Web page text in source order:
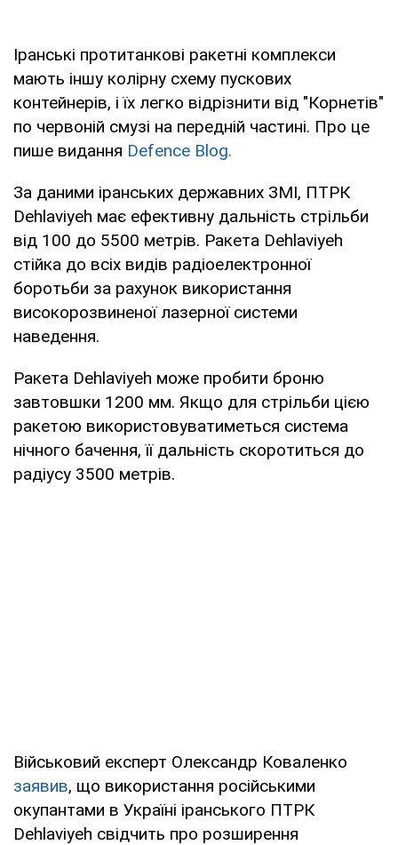
Іранські протитанкові ракетні комплекси
мають іншу колірну схему пускових
контейнерів, і їх легко відрізнити від "Корнетів"
по червоній смузі на передній частині. Про це
пише видання Defence Blog.
За даними іранських державних ЗМІ, ПТРК
Dehlaviуeh має ефективну дальність стрільби
від 100 до 5500 метрів. Ракета Dehlaviуeh
стійка до всіх видів радіоелектронної
боротьби за рахунок використання
високорозвиненої лазерної системи
наведення.
Ракета Dehlаviуeh може пробити броню
завтовшки 1200 мм. Якщо для стрільби цією
ракетою використовуватиметься система
нічного бачення, її дальність скоротиться до
радіусу 3500 метрів.
Військовий експерт Олександр Коваленко
заявив, що використання російськими
окупантами в Україні іранського ПТРК
Dehlaviуeh свідчить про розширення